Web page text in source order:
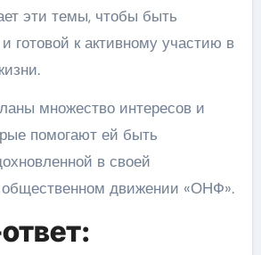
эти темы, чтобы быть
готовой к активному участию в
множество интересов и
помогают ей быть
в своей
общественном движении «ОНФ».